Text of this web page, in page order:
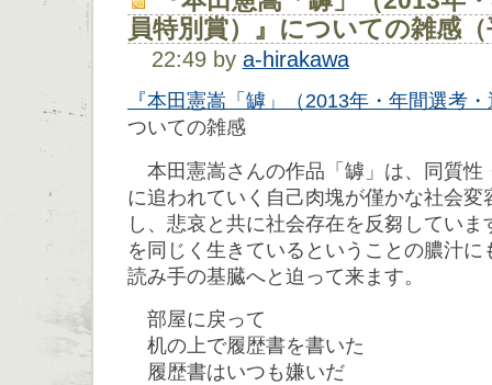
員特別賞）』についての雑感
22:49 by a-hirakawa
『本田憲嵩「罅」（2013年・年間選考
ついての雑感
本田憲嵩さんの作品「罅」は、同質性
に追われていく自己肉塊が僅かな社会変
し、悲哀と共に社会存在を反芻してい
を同じく生きているということの膿汁
読み手の基臓へと迫って来ます。
部屋に戻って
机の上で履歴書を書いた
履歴書はいつも嫌いだ